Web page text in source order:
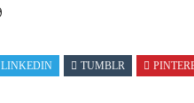
LINKEDIN TUMBLR